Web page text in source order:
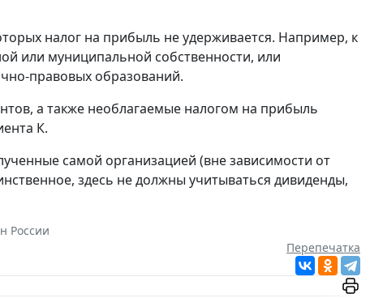
налог на прибыль не удерживается. Например, к
или муниципальной собственности, или
правовых образований.
а также необлагаемые налогом на прибыль
К.
самой организацией (вне зависимости от
здесь не должны учитываться дивиденды,
России
Перепечатка